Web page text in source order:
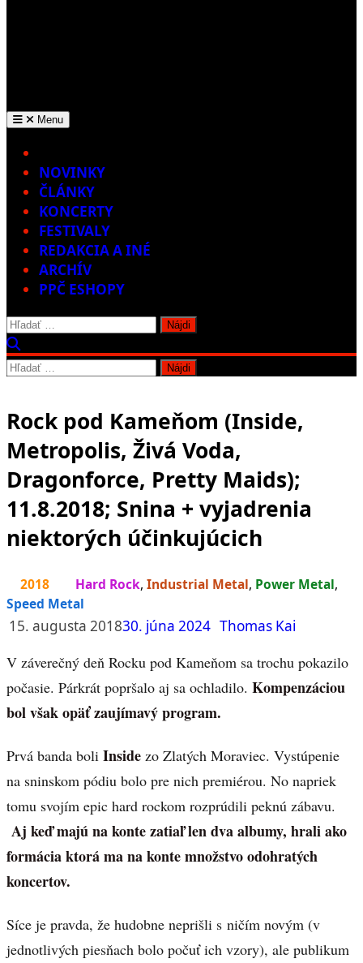
Menu
NOVINKY
ČLÁNKY
KONCERTY
FESTIVALY
REDAKCIA A INÉ
ARCHÍV
PPČ ESHOPY
Hľadať:
Hľadať:
Rock pod Kameňom (Inside,
Metropolis, Živá Voda,
Dragonforce, Pretty Maids);
11.8.2018; Snina + vyjadrenia
niektorých účinkujúcich
2018 Hard Rock, Industrial Metal, Power Metal,
Speed Metal
15. augusta 201830. júna 2024 Thomas Kai
V záverečný deň Rocku pod Kameňom sa trochu pokazilo
počasie. Párkrát popršalo aj sa ochladilo. Kompenzáciou
bol však opäť zaujímavý program.
Prvá banda boli Inside zo Zlatých Moraviec. Vystúpenie
na sninskom pódiu bolo pre nich premiérou. No napriek
tomu svojím epic hard rockom rozprúdili peknú zábavu.
Aj keď majú na konte zatiaľ len dva albumy, hrali ako
formácia ktorá ma na konte množstvo odohratých
koncertov.
Síce je pravda, že hudobne neprišli s ničím novým (v
jednotlivých piesňach bolo počuť ich vzory), ale publikum